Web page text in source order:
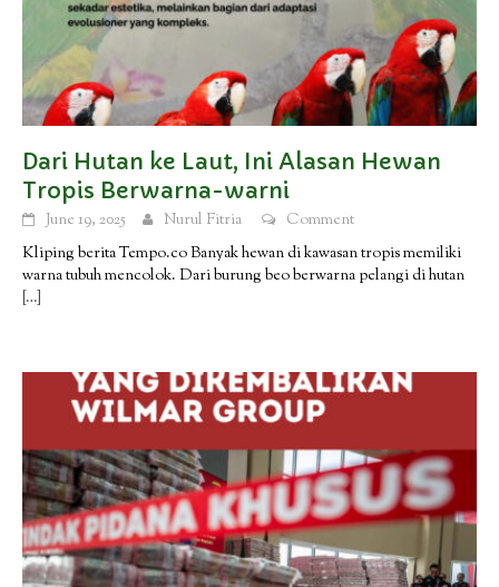
Dari Hutan ke Laut, Ini Alasan Hewan
Tropis Berwarna-warni
June 19, 2025 Nurul Fitria
Comment
Kliping berita Tempo.co Banyak hewan di kawasan tropis memiliki
warna tubuh mencolok. Dari burung beo berwarna pelangi di hutan
[…]